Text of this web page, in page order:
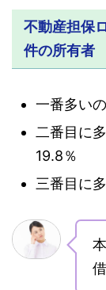
不動産担保
件の所有者
一番多い
二番目に
19.8％
三番目に